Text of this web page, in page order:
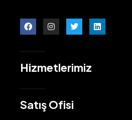
Hizmetlerimiz
Satış Ofisi